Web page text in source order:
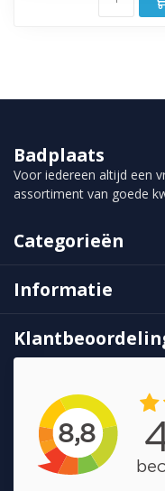
Badplaats
Voor iedereen altijd een
assortiment van goede
Categorieën
Informatie